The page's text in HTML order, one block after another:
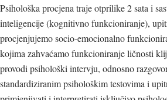
Psihološka procjena traje otprilike 2 sata i
inteligencije (kognitivno funkcioniranje),
procjenjujemo socio-emocionalno
kojima zahvaćamo funkcioniranje ličnosti
provodi psihološki intervju, odnosno
standardiziranim psihološkim testovima i